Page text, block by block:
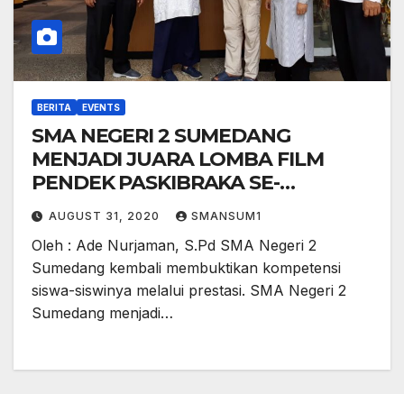
BERITA EVENTS
SMA NEGERI 2 SUMEDANG
MENJADI JUARA LOMBA FILM
PENDEK PASKIBRAKA SE-
KABUPATEN SUMEDANG
AUGUST 31, 2020 SMANSUM1
Oleh : Ade Nurjaman, S.Pd SMA Negeri 2
Sumedang kembali membuktikan kompetensi
siswa-siswinya melalui prestasi. SMA Negeri 2
Sumedang menjadi…